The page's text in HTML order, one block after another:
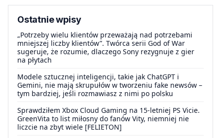
Ostatnie wpisy
„Potrzeby wielu klientów przeważają nad potrzebami
mniejszej liczby klientów”. Twórca serii God of War
sugeruje, że rozumie, dlaczego Sony rezygnuje z gier
na płytach
Modele sztucznej inteligencji, takie jak ChatGPT i
Gemini, nie mają skrupułów w tworzeniu fake newsów –
tym bardziej, jeśli rozmawiasz z nimi po polsku
Sprawdziłem Xbox Cloud Gaming na 15-letniej PS Vicie.
GreenVita to list miłosny do fanów Vity, niemniej nie
liczcie na zbyt wiele [FELIETON]